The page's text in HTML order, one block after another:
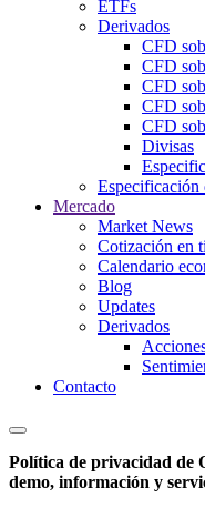
ETFs
Derivados
CFD
CFD
CFD
CFD
CFD
Divisas
Especificación
Mercado
Market News
Cotización en
Calendario
Blog
Updates
Derivados
Contacto
Política de privacidad de
demo, información y